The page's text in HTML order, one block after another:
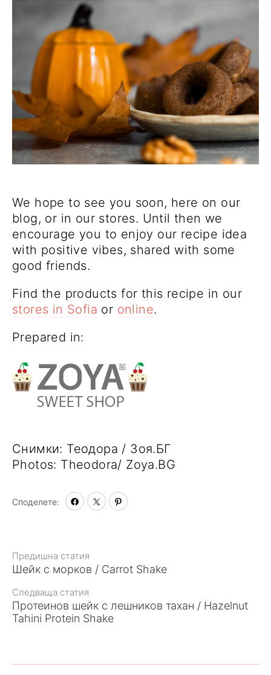
Към
статията
Предишна статия
Шейк с морков / Carrot Shake
Следваща статия
Протеинов шейк с лешников тахан / Hazelnut
Tahini Protein Shake
We hope to see you soon, here on our
blog, or in our stores. Until then we
encourage you to enjoy our recipe idea
with positive vibes, shared with some
good friends.
Find the products for this recipe in our
stores in Sofia or online.
Prepared in:
Снимки: Теодора / Зоя.БГ
Photos: Theodora/ Zoya.BG
Споделете: